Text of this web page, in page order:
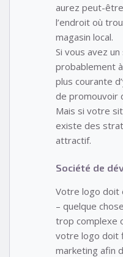
aurez peut-
l’endroit où
magasin local.
Si vous avez
probablement
plus courante
de promouvoir
Mais si votre
existe des
attractif.
Société de
Votre logo doit
– quelque
trop complexe
votre logo doit
marketing afin